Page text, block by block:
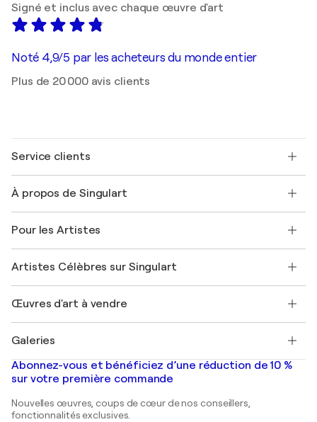
Signé et inclus avec chaque œuvre d'art
Noté 4,9/5 par les acheteurs du monde entier
Plus de 20 000 avis clients
Service clients
Expédition
Offrir une carte cadeau
Rejoignez notre programme commercial
Mon compte
+33 1 76 44 06 42
À propos de Singulart
FAQ
Magazine Singulart
Emplois
Découvrez une sélection d'art original
Pour les Artistes
Se connecter en tant qu'Artiste
Artistes Célèbres sur Singulart
Marc Chagall
Banksy
Mr. Brainwash
Shepard Fairey
Œuvres d'art à vendre
Tableaux abstraits à vendre
Peintures de paysage
Estampes
Peintures acryliques
Galeries
Galeries d'art en France
Galeries d'art en Belgique
Abonnez-vous et bénéficiez d’une réduction de 10 %
sur votre première commande
Nouvelles œuvres, coups de cœur de nos conseillers,
fonctionnalités exclusives.